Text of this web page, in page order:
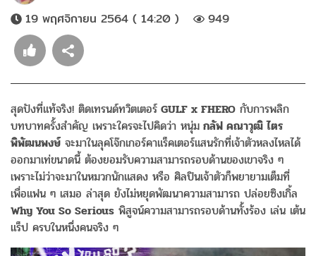
19 พฤศจิกายน 2564 ( 14:20 )
949
สุดปังที่แท้จริง! ติดเทรนด์ทวิตเตอร์ GULF x FHERO กับการพลิก
บทบาทครั้งสำคัญ เพราะใครจะไปคิดว่า หนุ่ม กลัฟ คณาวุฒิ ไตร
พิพัฒนพงษ์ จะมาในลุคโจ๊กเกอร์คาแร็คเตอร์แสนรักที่เจ้าตัวหลงไหลได้
ออกมาเท่ขนาดนี้ ต้องยอมรับความสามารถรอบด้านของเขาจริง ๆ
เพราะไม่ว่าจะมาในหมวกนักแสดง หรือ ศิลปินเจ้าตัวก็พยายามเต็มที่
เพื่อแฟน ๆ เสมอ ล่าสุด ยังไม่หยุดพัฒนาความสามารถ ปล่อยซิงเกิ้ล
Why You So Serious พิสูจน์ความสามารถรอบด้านทั้งร้อง เล่น เต้น
แร็ป ครบในหนึ่งคนจริง ๆ